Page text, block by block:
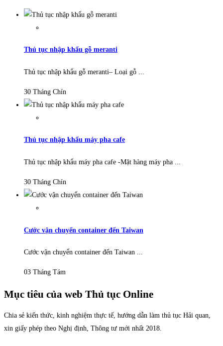
Thủ tục nhập khẩu gỗ meranti
Thủ tục nhập khẩu gỗ meranti– Loại gỗ ...
30 Tháng Chín
Thủ tục nhập khẩu máy pha cafe
Thủ tục nhập khẩu máy pha cafe -Mặt hàng máy pha ...
30 Tháng Chín
Cước vận chuyển container đến Taiwan
Cước vận chuyển container đến Taiwan ...
03 Tháng Tám
Mục tiêu của web Thủ tục Online
Chia sẻ kiến thức, kinh nghiệm thực tế, hướng dẫn làm thủ tục Hải quan,
xin giấy phép theo Nghị định, Thông tư mới nhất 2018.